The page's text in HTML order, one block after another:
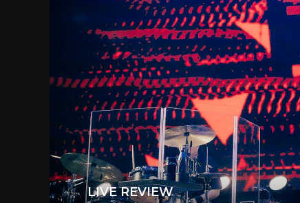
4
LIVE REVIEW